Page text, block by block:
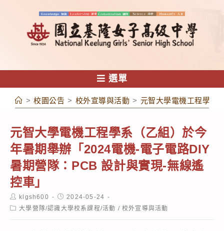
容
選單
> 校園公告 > 校外宣導與活動 > 元智大學電機工程學系
元智大學電機工程學系（乙組）於今
年暑期舉辦「2024電機-電子電路DIY
暑期營隊：PCB 設計與實現-無線遙
控車」
Post
author:
klgsh600
Post
published:
2024-05-24
Post大學營隊/認識大學校系課程/活動 / 校外宣導與活動